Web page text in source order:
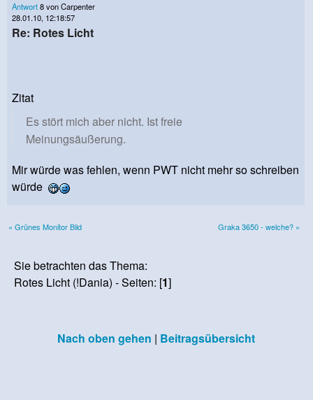
Antwort8 von Carpenter
28.01.10, 12:18:57
Re: Rotes Licht
Zitat
Es stört mich aber nicht. Ist freie
Meinungsäußerung.
Mir würde was fehlen, wenn PWT nicht mehr so schreiben
würde
« Grünes Monitor Bild Graka 3650 - welche? »
Sie betrachten das Thema:
Rotes Licht (!Dania) - Seiten: [1]
Nach oben gehen | Beitragsübersicht